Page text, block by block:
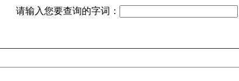
请输入您要查询的字词：